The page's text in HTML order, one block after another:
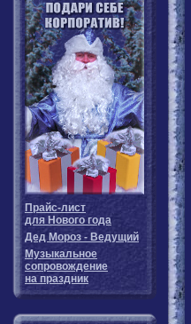
Прайс-лист
для Нового года
Дед Мороз - Ведущий
Музыкальное
сопровождение
на праздник